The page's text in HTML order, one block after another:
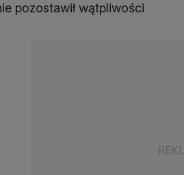
pozostawił wątpliwości